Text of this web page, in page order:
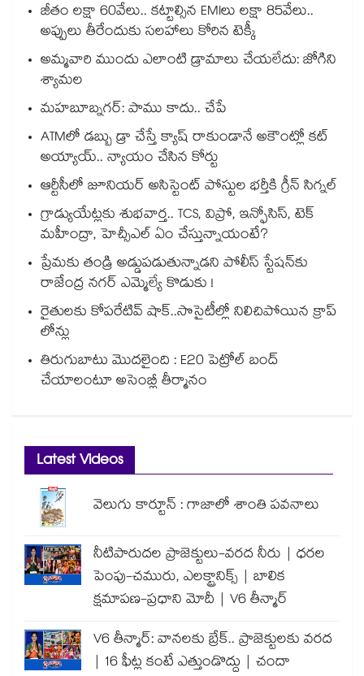
జీతం లక్షా 60వేలు.. కట్టాల్సిన EMIలు లక్షా 85వేలు..
అప్పులు తీరేందుకు సలహాలు కోరిన టెక్కీ
అమ్మవారి ముందు ఎలాంటి డ్రామాలు చేయలేదు: జోగిని
శ్యామల
మహబూబ్నగర్: పాము కాదు.. చేపే
ATMలో డబ్బు డ్రా చేస్తే క్యాష్ రాకుండానే అకౌంట్లో కట్
అయ్యాయ్.. న్యాయం చేసిన కోర్టు
ఆర్టీసీలో జూనియర్ అసిస్టెంట్‌‌ పోస్టుల భర్తీకి గ్రీన్‌‌ సిగ్నల్
గ్రాడ్యుయేట్లకు శుభవార్త.. TCS, విప్రో, ఇన్ఫోసిస్, టెక్
మహీంద్రా, హెచ్సీఎల్ ఏం చేస్తున్నాయంటే?
ప్రేమకు తండ్రి అడ్డుపడుతున్నాడని పోలీస్ స్టేషన్⁪కు
రాజేంద్ర నగర్ ఎమ్మెల్యే కొడుకు !
రైతులకు కోపరేటివ్ షాక్..సొసైటీల్లో నిలిచిపోయిన క్రాప్
లోన్లు
తిరుగుబాటు మొదలైంది : E20 పెట్రోల్ బంద్
చేయాలంటూ అసెంబ్లీ తీర్మానం
Latest Videos
వెలుగు కార్టూన్ : గాజాలో శాంతి పవనాలు
నీటిపారుదల ప్రాజెక్టులు-వరద నీరు | ధరల
పెంపు-చమురు, ఎలక్ట్రానిక్స్ | బాలిక
క్షమాపణ-ప్రధాని మోదీ | V6 తీన్మార్
V6 తీన్మార్: వానలకు బ్రేక్.. ప్రాజెక్టులకు వరద
| 16 ఫీట్ల కంటే ఎత్తుండొద్దు | చందా